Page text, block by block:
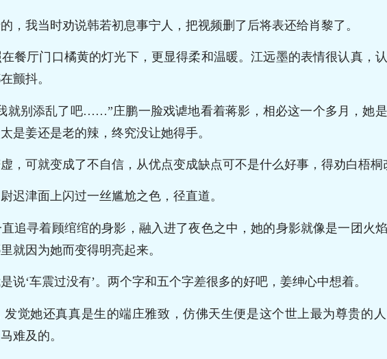
，我当时劝说韩若初息事宁人，把视频删了后将表还给肖黎了。
餐厅门口橘黄的灯光下，更显得柔和温暖。江远墨的表情很认真，
颤抖。
就别添乱了吧……”庄鹏一脸戏谑地看着蒋影，相必这一个多月，她
是姜还是老的辣，终究没让她得手。
，可就变成了不自信，从优点变成缺点可不是什么好事，得劝白梧桐
迟津面上闪过一丝尴尬之色，径直道。
追寻着顾绾绾的身影，融入进了夜色之中，她的身影就像是一团火
就因为她而变得明亮起来。
说‘车震过没有’。两个字和五个字差很多的好吧，姜绅心中想着。
觉她还真真是生的端庄雅致，仿佛天生便是这个世上最为尊贵的
难及的。